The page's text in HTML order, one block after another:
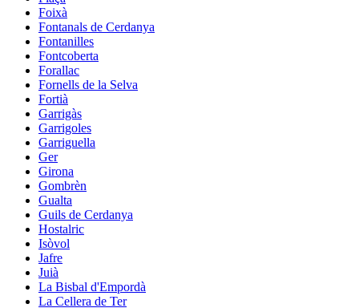
Foixà
Fontanals de Cerdanya
Fontanilles
Fontcoberta
Forallac
Fornells de la Selva
Fortià
Garrigàs
Garrigoles
Garriguella
Ger
Girona
Gombrèn
Gualta
Guils de Cerdanya
Hostalric
Isòvol
Jafre
Juià
La Bisbal d'Empordà
La Cellera de Ter